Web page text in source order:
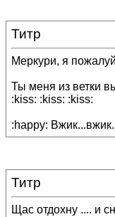
Титр
Меркури, я
Ты меня из ветки
:kiss: :kiss: :kiss:
:happy:
Титр
Щас отдохну .... и